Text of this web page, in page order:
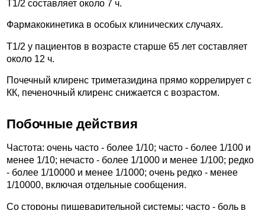
T1/2 составляет около 7 ч.
Фармакокинетика в особых клинических случаях.
T1/2 у пациентов в возрасте старше 65 лет составляет
около 12 ч.
Почечный клиренс триметазидина прямо коррелирует с
КК, печеночный клиренс снижается с возрастом.
Побочные действия
Частота: очень часто - более 1/10; часто - более 1/100 и
менее 1/10; нечасто - более 1/1000 и менее 1/100; редко
- более 1/10000 и менее 1/1000; очень редко - менее
1/10000, включая отдельные сообщения.
Со стороны пищеварительной системы: часто - боль в